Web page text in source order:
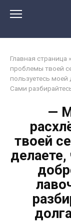
Главная страница »
проблемы твоей
пользуетесь моей
Сами
—
твоей